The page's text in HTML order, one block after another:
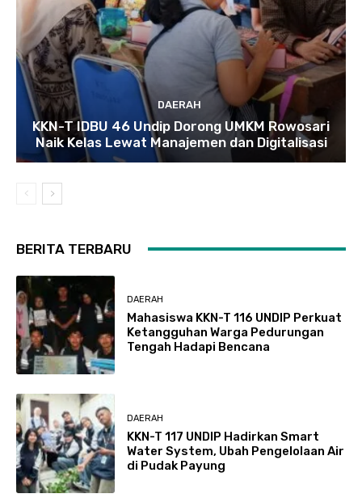
DAERAH
KKN-T IDBU 46 Undip Dorong UMKM Rowosari
Naik Kelas Lewat Manajemen dan Digitalisasi
BERITA TERBARU
DAERAH
Mahasiswa KKN-T 116 UNDIP Perkuat
Ketangguhan Warga Pedurungan
Tengah Hadapi Bencana
DAERAH
KKN-T 117 UNDIP Hadirkan Smart
Water System, Ubah Pengelolaan Air
di Pudak Payung